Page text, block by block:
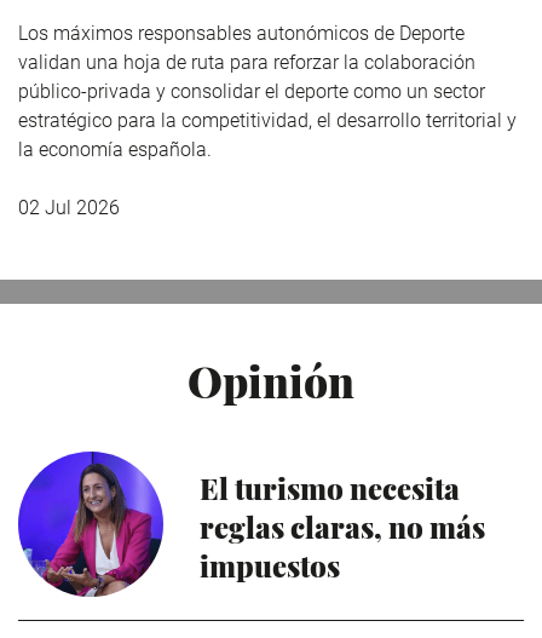
Los máximos responsables autonómicos de Deporte
validan una hoja de ruta para reforzar la colaboración
público-privada y consolidar el deporte como un sector
estratégico para la competitividad, el desarrollo territorial y
la economía española.
02 Jul 2026
Opinión
El turismo necesita
reglas claras, no más
impuestos